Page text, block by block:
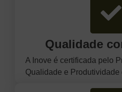
Qualidade
A Inove é certificada pelo
Qualidade e Produtividade